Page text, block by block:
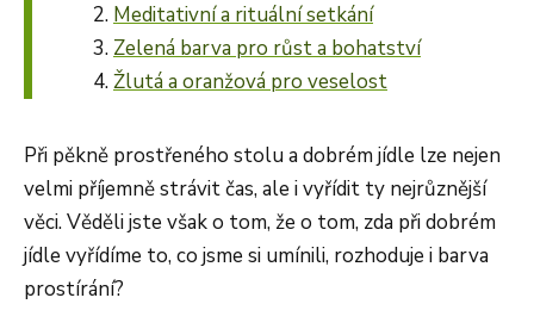
Meditativní a rituální setkání
Zelená barva pro růst a bohatství
Žlutá a oranžová pro veselost
Při pěkně prostřeného stolu a dobrém jídle lze nejen
velmi příjemně strávit čas, ale i vyřídit ty nejrůznější
věci. Věděli jste však o tom, že o tom, zda při dobrém
jídle vyřídíme to, co jsme si umínili, rozhoduje i barva
prostírání?